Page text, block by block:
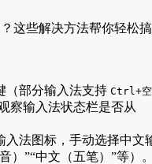
（部分输入法支持 Ctrl+空
察输入法状态栏是否从
入法图标，手动选择中文
）”“中文（五笔）”等）